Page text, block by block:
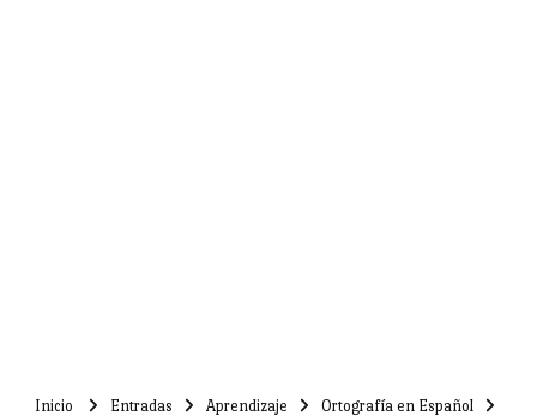
Inicio Entradas Aprendizaje Ortografía en Español